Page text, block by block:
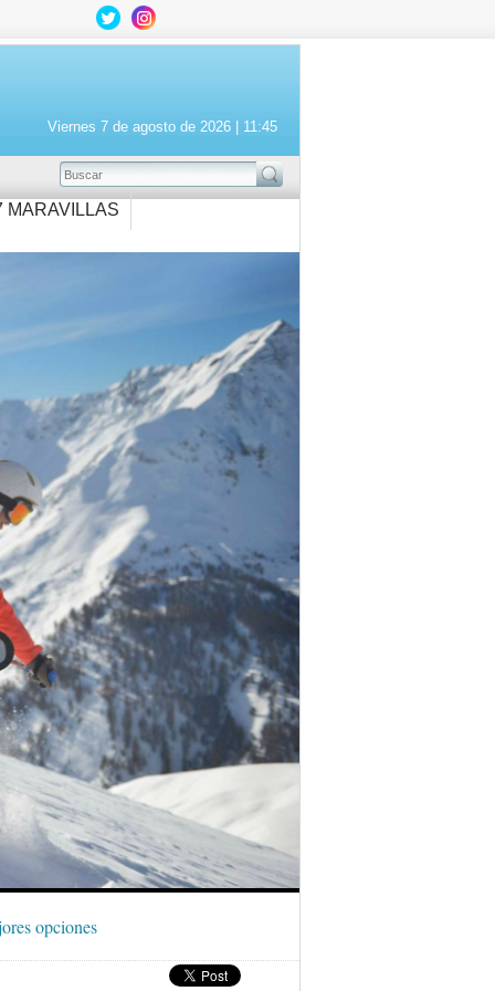
Viernes 7 de agosto de 2026 | 11:45
BUSCAR
MARAVILLAS
opciones